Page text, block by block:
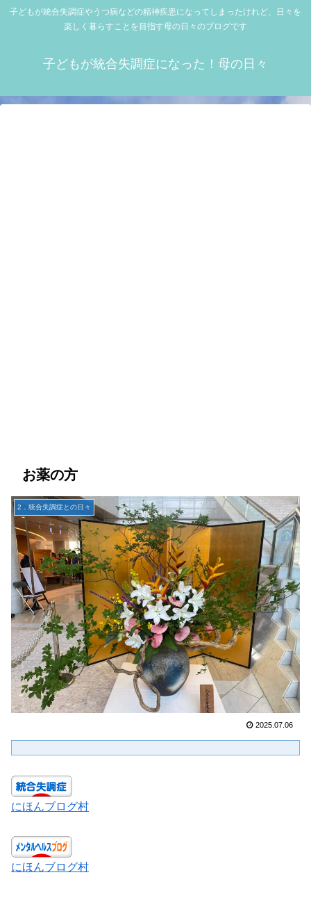
子どもが統合失調症やうつ病などの精神疾患になってしまったけれど、日々を
楽しく暮らすことを目指す母の日々のブログです
子どもが統合失調症になった！母の日々
お薬の方
2．統合失調症との日々
2025.07.06
にほんブログ村
にほんブログ村